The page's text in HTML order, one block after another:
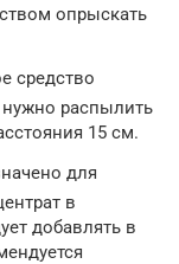
опрыскать
средство
нужно распылить
15 см.
для
в
добавлять в